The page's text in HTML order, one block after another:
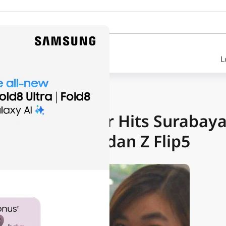
NEWS
Influencer Hits Surabaya
Z Fold5 dan Z Flip5